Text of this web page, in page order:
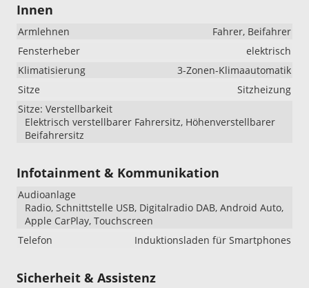
Innen
Armlehnen
Fahrer, Beifahrer
Fensterheber
elektrisch
Klimatisierung
3-Zonen-Klimaautomatik
Sitze
Sitzheizung
Sitze: Verstellbarkeit
Elektrisch verstellbarer Fahrersitz, Höhenverstellbarer
Beifahrersitz
Infotainment & Kommunikation
Audioanlage
Radio, Schnittstelle USB, Digitalradio DAB, Android Auto,
Apple CarPlay, Touchscreen
Telefon
Induktionsladen für Smartphones
Sicherheit & Assistenz